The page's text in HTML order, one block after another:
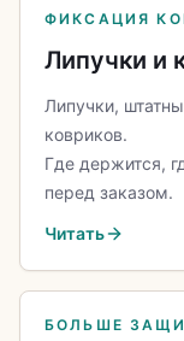
ФИКСАЦИЯ
Липучки и
Липучки,
ковриков.
Где держится,
перед заказом.
Читать
БОЛЬШЕ